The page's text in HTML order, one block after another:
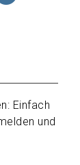
Einfach
und